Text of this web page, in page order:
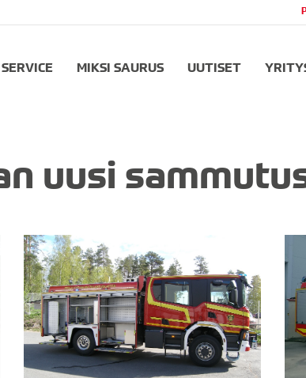
MIKSI SAURUS UUTISET
uusi